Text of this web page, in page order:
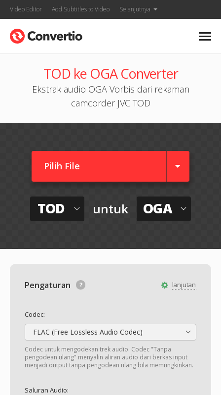
Video Editor Add Subtitles to Video Selanjutnya
TOD ke OGA Converter
Ekstrak audio OGA Vorbis dari rekaman
camcorder JVC TOD
Pilih File
TOD untuk OGA
lanjutan
Pengaturan
Codec:
FLAC (Free Lossless Audio Codec)
Codec untuk mengodekan trek audio. Codec "Tanpa
pengodean ulang" menyalin aliran audio dari berkas input
menjadi output tanpa pengodean ulang bila memungkinkan.
Saluran Audio: